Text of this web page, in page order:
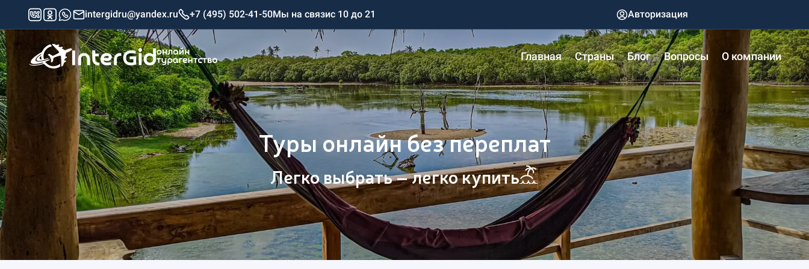
intergidru@yandex.ru +7 (495) 502-41-50Мы на связис 10 до 21 Авторизация
Главная Страны Блог Вопросы О компании
Туры онлайн без переплат
Легко выбрать – легко купить